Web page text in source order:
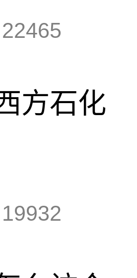
22465
方石化
19932